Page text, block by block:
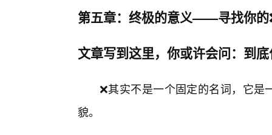
第五章：终极的意义——寻找你的
文章写到这里，你或许会问：到底
❌其实不是一个固定的名词，它是
貌。